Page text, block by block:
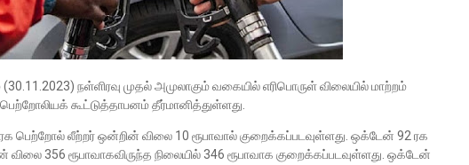
நள்ளிரவு முதல் அமுலாகும் வகையில் எரிபொருள் விலையில் மாற்றம்
கூட்டுத்தாபனம் தீர்மானித்துள்ளது.
பெற்றோல் லீற்றர் ஒன்றின் விலை 10 ரூபாவால் குறைக்கப்படவுள்ளது. ஒக்டேன் 92 ரக
356 ரூபாவாகவிருந்த நிலையில் 346 ரூபாவாக குறைக்கப்படவுள்ளது. ஒக்டேன்